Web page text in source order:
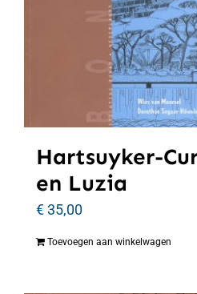
Hartsuyker-
en Luzia
€35,00
Toevoegen aan winkelwagen